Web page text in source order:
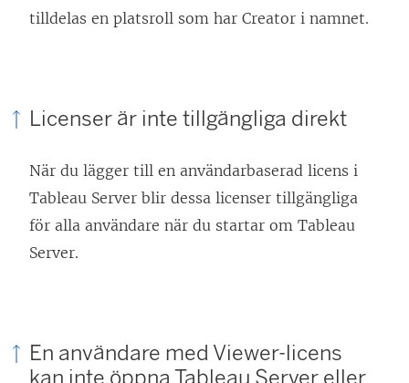
tilldelas en platsroll som har Creator i namnet.
Licenser är inte tillgängliga direkt
När du lägger till en användarbaserad licens i
Tableau Server blir dessa licenser tillgängliga
för alla användare när du startar om Tableau
Server.
En användare med Viewer-licens
kan inte öppna Tableau Server eller